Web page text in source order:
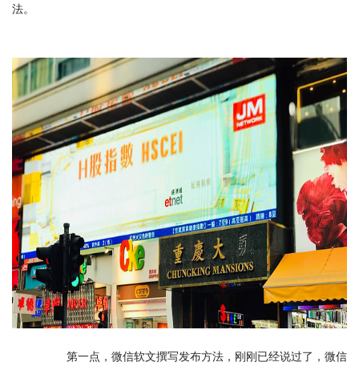
法。
第一点，微信软文撰写发布方法，刚刚已经说过了，微信